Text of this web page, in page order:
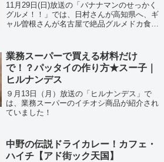
11月29日(日)放送の「バナナマンのせっかく
グルメ！！」では、日村さんが高知県へ、ギ
ャル曽根さんが名古屋で絶品グルメドカ食い
えびすやがこちら！
業務スーパーで買える材料だけ
で！？パッタイの作り方★スー子｜
ヒルナンデス
９月13日（月）放送の「ヒルナンデス」で
は、業務スーパーのイチオシ商品が紹介され
ていました！
中野の伝説ドライカレー！カフェ・
ハイチ【アド街ック天国】